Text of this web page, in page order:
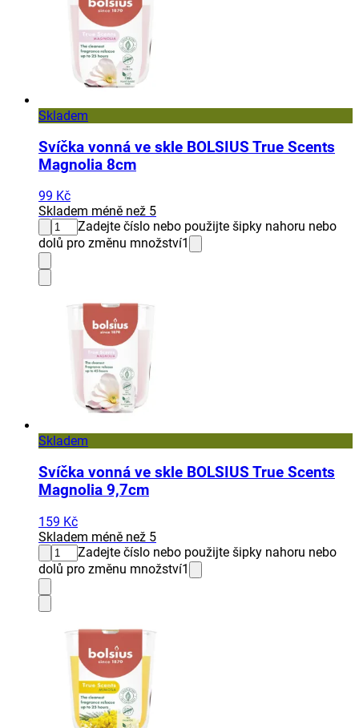
Skladem
Svíčka vonná ve skle BOLSIUS True Scents
Magnolia 8cm
99 Kč
Skladem méně než 5
Zadejte číslo nebo použijte šipky nahoru nebo
dolů pro změnu množství1
Skladem
Svíčka vonná ve skle BOLSIUS True Scents
Magnolia 9,7cm
159 Kč
Skladem méně než 5
Zadejte číslo nebo použijte šipky nahoru nebo
dolů pro změnu množství1